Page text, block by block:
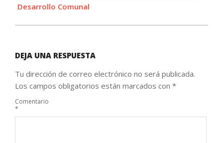
Desarrollo Comunal
DEJA UNA RESPUESTA
Tu dirección de correo electrónico no será publicada.
Los campos obligatorios están marcados con *
Comentario
*